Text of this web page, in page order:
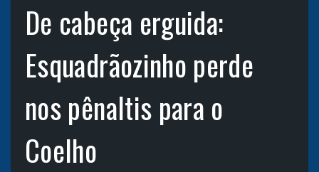
De cabeça erguida:
Esquadrãozinho perde
nos pênaltis para o
Coelho